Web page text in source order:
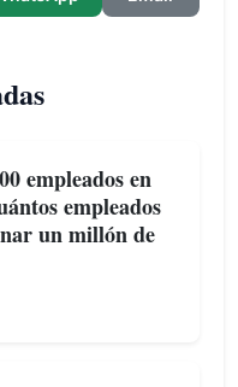
empleados en
empleados
un millón de